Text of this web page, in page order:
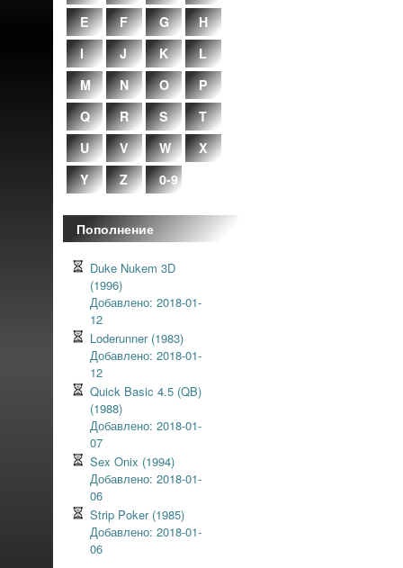
E
F G
H
I
J K
L
M
N O
P
Q
R S
T
U
V W
X
Y
Z 0-9
Пополнение
Duke Nukem 3D
(1996)
Добавлено: 2018-01-
12
Loderunner (1983)
Добавлено: 2018-01-
12
Quick Basic 4.5 (QB)
(1988)
Добавлено: 2018-01-
07
Sex Onix (1994)
Добавлено: 2018-01-
06
Strip Poker (1985)
Добавлено: 2018-01-
06